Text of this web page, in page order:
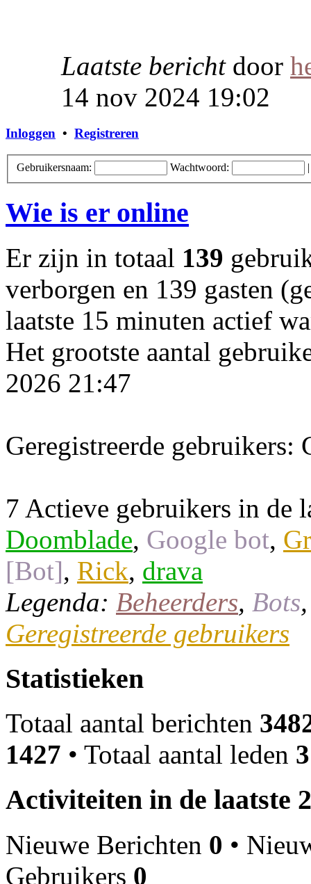
Laatste berichtdoor
14 nov 2024 19:02
Inloggen • Registreren
Gebruikersnaam: Wachtwoord:
Wie is er online
Er zijn in totaal 139
verborgen en 139 gasten
laatste 15 minuten actief
Het grootste aantal
2026 21:47
Geregistreerde gebruikers:
7 Actieve gebruikers in de
Doomblade, Google bot,
[Bot], Rick, drava
Legenda: Beheerders, Bots
Geregistreerde gebruikers
Statistieken
Totaal aantal berichten
1427 • Totaal aantal leden
Activiteiten in de laatste
Nieuwe Berichten 0 •
Gebruikers 0